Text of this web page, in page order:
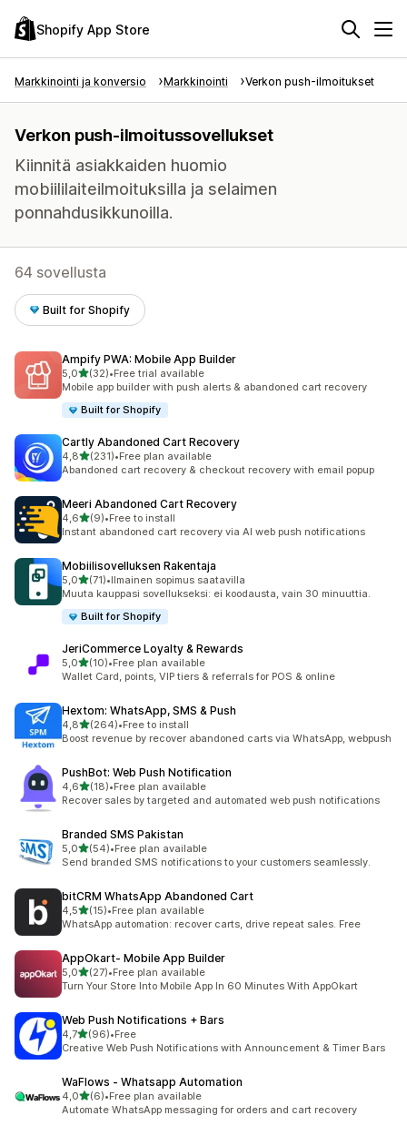
Shopify App Store
Markkinointi ja konversio Markkinointi Verkon push-ilmoitukset
Verkon push-ilmoitussovellukset
Kiinnitä asiakkaiden huomio
mobiililaiteilmoituksilla ja selaimen
ponnahdusikkunoilla.
64 sovellusta
Built for Shopify
Ampify PWA: Mobile App Builder
5,0/ 5 tähteä
(32)
32 arvostelua yhteensä
•Free trial available
Mobile app builder with push alerts & abandoned cart recovery
Built for Shopify
Cartly Abandoned Cart Recovery
4,8/ 5 tähteä
(231)
231 arvostelua yhteensä
•Free plan available
Abandoned cart recovery & checkout recovery with email popup
Meeri Abandoned Cart Recovery
4,6/ 5 tähteä
(9)
9 arvostelua yhteensä
•Free to install
Instant abandoned cart recovery via AI web push notifications
Mobiilisovelluksen Rakentaja
5,0/ 5 tähteä
(71)
71 arvostelua yhteensä
•Ilmainen sopimus saatavilla
Muuta kauppasi sovellukseksi: ei koodausta, vain 30 minuuttia.
Built for Shopify
JeriCommerce Loyalty & Rewards
5,0/ 5 tähteä
(10)
10 arvostelua yhteensä
•Free plan available
Wallet Card, points, VIP tiers & referrals for POS & online
Hextom: WhatsApp, SMS & Push
4,8/ 5 tähteä
(264)
264 arvostelua yhteensä
•Free to install
Boost revenue by recover abandoned carts via WhatsApp, webpush
PushBot: Web Push Notification
4,6/ 5 tähteä
(18)
18 arvostelua yhteensä
•Free plan available
Recover sales by targeted and automated web push notifications
Branded SMS Pakistan
5,0/ 5 tähteä
(54)
54 arvostelua yhteensä
•Free plan available
Send branded SMS notifications to your customers seamlessly.
bitCRM WhatsApp Abandoned Cart
4,5/ 5 tähteä
(15)
15 arvostelua yhteensä
•Free plan available
WhatsApp automation: recover carts, drive repeat sales. Free
AppOkart‑ Mobile App Builder
5,0/ 5 tähteä
(27)
27 arvostelua yhteensä
•Free plan available
Turn Your Store Into Mobile App In 60 Minutes With AppOkart
Web Push Notifications + Bars
4,7/ 5 tähteä
(96)
96 arvostelua yhteensä
•Free
Creative Web Push Notifications with Announcement & Timer Bars
WaFlows ‑ Whatsapp Automation
4,0/ 5 tähteä
(6)
6 arvostelua yhteensä
•Free plan available
Automate WhatsApp messaging for orders and cart recovery